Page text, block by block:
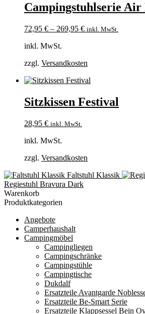
Campingstuhlserie Air
72,95 € – 269,95 € inkl. MwSt.
inkl. MwSt.
zzgl. Versandkosten
Sitzkissen Festival
28,95 € inkl. MwSt.
inkl. MwSt.
zzgl. Versandkosten
Faltstuhl Klassik
Regiestuhl Bravura Dark
Warenkorb
Produktkategorien
Angebote
Camperhaushalt
Campingmöbel
Campingliegen
Campingschränke
Campingstühle
Campingtische
Dukdalf
Ersatzteile Avantgarde
Ersatzteile Be-Smart Serie
Ersatzteile Klappsessel Bein